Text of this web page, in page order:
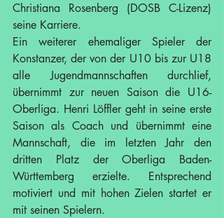
Christiana Rosenberg (DOSB C-Lizenz)
seine Karriere.
Ein weiterer ehemaliger Spieler der
Konstanzer, der von der U10 bis zur U18
alle Jugendmannschaften durchlief,
übernimmt zur neuen Saison die U16-
Oberliga. Henri Löffler geht in seine erste
Saison als Coach und übernimmt eine
Mannschaft, die im letzten Jahr den
dritten Platz der Oberliga Baden-
Württemberg erzielte. Entsprechend
motiviert und mit hohen Zielen startet er
mit seinen Spielern.